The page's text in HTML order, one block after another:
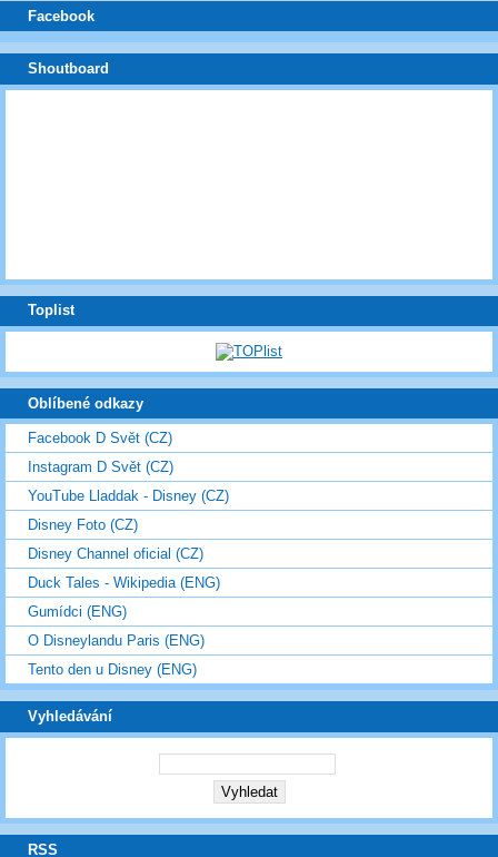
Facebook
Shoutboard
Toplist
Oblíbené odkazy
Facebook D Svět (CZ)
Instagram D Svět (CZ)
YouTube Lladdak - Disney (CZ)
Disney Foto (CZ)
Disney Channel oficial (CZ)
Duck Tales - Wikipedia (ENG)
Gumídci (ENG)
O Disneylandu Paris (ENG)
Tento den u Disney (ENG)
Vyhledávání
RSS